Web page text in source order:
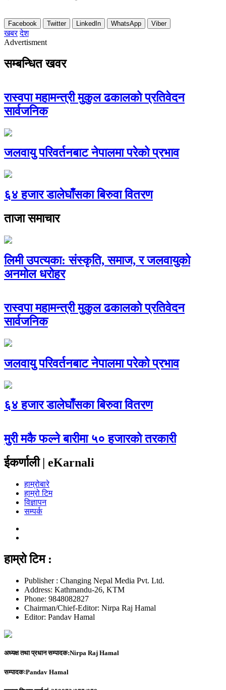
Facebook Twitter LinkedIn WhatsApp Viber
खबर देश
Advertisment
सम्बन्धित खवर
रास्वपा महामन्त्री मुकुल ढकालको प्रतिवेदन
सार्वजनिक
जलवायु परिवर्तनबाट नेपालमा परेको प्रभाव
६४ हजार डालेघाँसका बिरुवा वितरण
ताजा समाचार
लिमी उपत्यका: संस्कृति, समाज, र जलवायुको
अनमोल धरोहर
रास्वपा महामन्त्री मुकुल ढकालको प्रतिवेदन
सार्वजनिक
जलवायु परिवर्तनबाट नेपालमा परेको प्रभाव
६४ हजार डालेघाँसका बिरुवा वितरण
मुरी मकै फल्ने बारीमा ५० हजारको तरकारी
ईकर्णाली | eKarnali
हाम्रोबारे
हाम्रो टिम
विज्ञापन
सम्पर्क
हाम्रो टिम :
Publisher : Changing Nepal Media Pvt. Ltd.
Address: Kathmandu-26, KTM
Phone: 9848082827
Chairman/Chief-Editor: Nirpa Raj Hamal
Editor: Pandav Hamal
अध्यक्ष तथा प्रधान सम्पादक:Nirpa Raj Hamal
सम्पादकःPandav Hamal